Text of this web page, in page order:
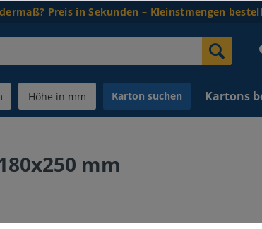
Preis in Sekunden – Kleinstmengen
Karton suchen Kartons
mm